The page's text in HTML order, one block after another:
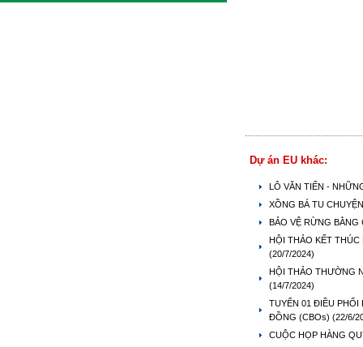
Dự án EU khác:
LÔ VĂN TIẾN -
XỒNG BÁ TU
BẢO VỆ RỪNG
HỘI THẢO KẾT THÚC
(20/7/2024)
HỘI THẢO THƯỜNG
(14/7/2024)
TUYỂN 01 ĐIỀU PHỐI
ĐỒNG (CBOs) (22/6/
CUỘC HỌP HÀNG